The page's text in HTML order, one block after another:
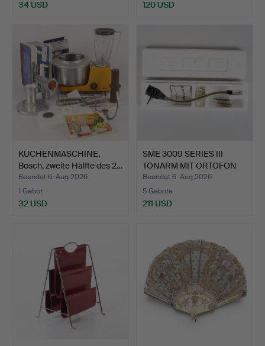
34 USD 120 USD
KÜCHENMASCHINE,
Bosch, zweite Hälfte des 2…
Beendet 6. Aug 2026
1 Gebot
32 USD
SME 3009 SERIES III
TONARM MIT ORTOFON
SL2…
Beendet 6. Aug 2026
5 Gebote
211 USD